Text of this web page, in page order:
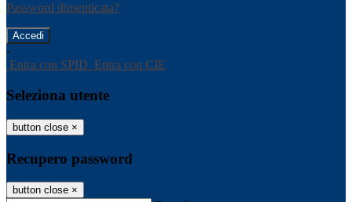
Password dimenticata?
-
Entra con SPID Entra con CIE
Seleziona utente
button close ×
Recupero password
button close ×